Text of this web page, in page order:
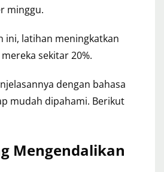
minggu.
ini, latihan meningkatkan
sekitar 20%.
dengan bahasa
mudah dipahami. Berikut
Mengendalikan